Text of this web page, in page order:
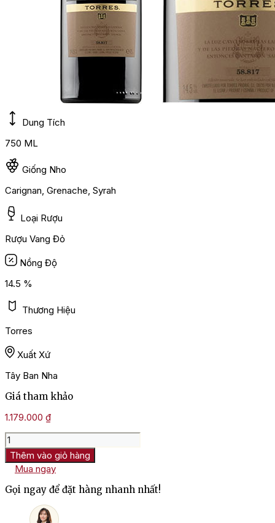
Dung Tích
750 ML
Giống Nho
Carignan, Grenache, Syrah
Loại Rượu
Rượu Vang Đỏ
Nồng Độ
14.5 %
Thương Hiệu
Torres
Xuất Xứ
Tây Ban Nha
Giá tham khảo
1.179.000 ₫
Rượu
Vang
Tây
Ban
Nha
Torres
Salmos
Priorat
Thêm vào giỏ hàng
Mua ngay
Gọi ngay để đặt hàng nhanh nhất!